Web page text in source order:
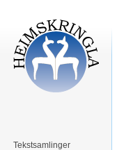
Tekstsamlinger